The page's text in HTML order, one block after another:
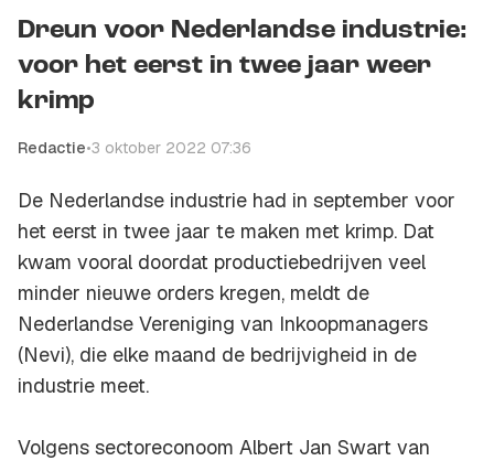
Dreun voor Nederlandse industrie:
voor het eerst in twee jaar weer
krimp
Redactie•3 oktober 2022 07:36
De Nederlandse industrie had in september voor
het eerst in twee jaar te maken met krimp. Dat
kwam vooral doordat productiebedrijven veel
minder nieuwe orders kregen, meldt de
Nederlandse Vereniging van Inkoopmanagers
(Nevi), die elke maand de bedrijvigheid in de
industrie meet.
Volgens sectoreconoom Albert Jan Swart van